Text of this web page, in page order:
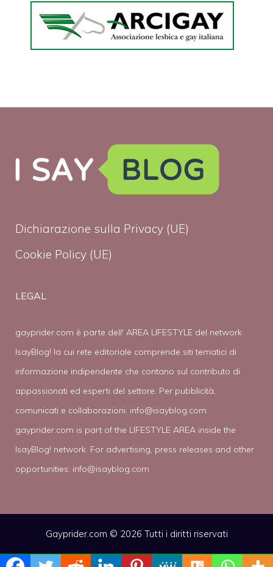
Dichiarazione sulla Privacy (UE)
Cookie Policy (UE)
LEGAL
gayprider.com è parte dell' AREA LIFESTYLE del network
IsayBlog! la cui rete editoriale comprende siti tematici di
informazione indipendente che contano sul contributo di
appassionati ed esperti del settore. Per pubblicità,
comunicati e collaborazioni: info@isayblog.com
gayprider.com is part of the LIFESTYLE AREA inside the
IsayBlog! network. For advertising, press releases and other
opportunities: info@isayblog.com
Gayprider.com © 2026 Tutti i diritti riservati